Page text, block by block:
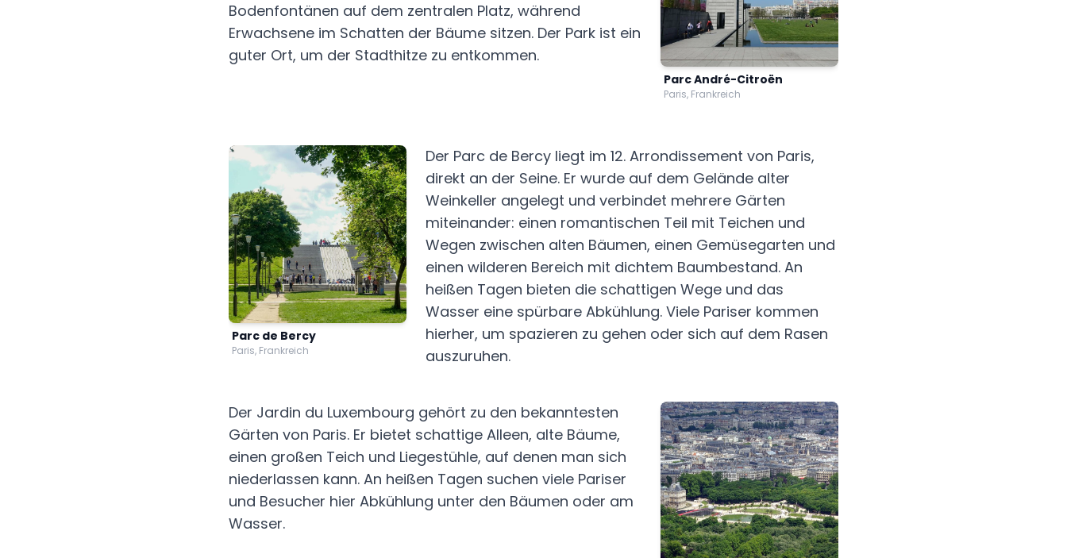
Parc André-Citroën
Paris, Frankreich
Bodenfontänen auf dem zentralen Platz, während
Erwachsene im Schatten der Bäume sitzen. Der Park ist ein
guter Ort, um der Stadthitze zu entkommen.
Parc de Bercy
Paris, Frankreich
Der Parc de Bercy liegt im 12. Arrondissement von Paris,
direkt an der Seine. Er wurde auf dem Gelände alter
Weinkeller angelegt und verbindet mehrere Gärten
miteinander: einen romantischen Teil mit Teichen und
Wegen zwischen alten Bäumen, einen Gemüsegarten und
einen wilderen Bereich mit dichtem Baumbestand. An
heißen Tagen bieten die schattigen Wege und das
Wasser eine spürbare Abkühlung. Viele Pariser kommen
hierher, um spazieren zu gehen oder sich auf dem Rasen
auszuruhen.
Der Jardin du Luxembourg gehört zu den bekanntesten
Gärten von Paris. Er bietet schattige Alleen, alte Bäume,
einen großen Teich und Liegestühle, auf denen man sich
niederlassen kann. An heißen Tagen suchen viele Pariser
und Besucher hier Abkühlung unter den Bäumen oder am
Wasser.